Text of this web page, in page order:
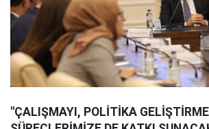
"ÇALIŞMAYI, POLİTİKA GELİŞTİRME